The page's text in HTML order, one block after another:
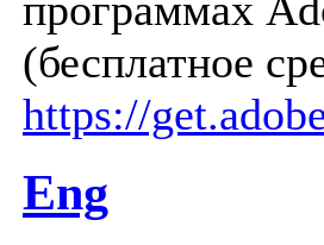
программах
(бесплатное
https://
Eng